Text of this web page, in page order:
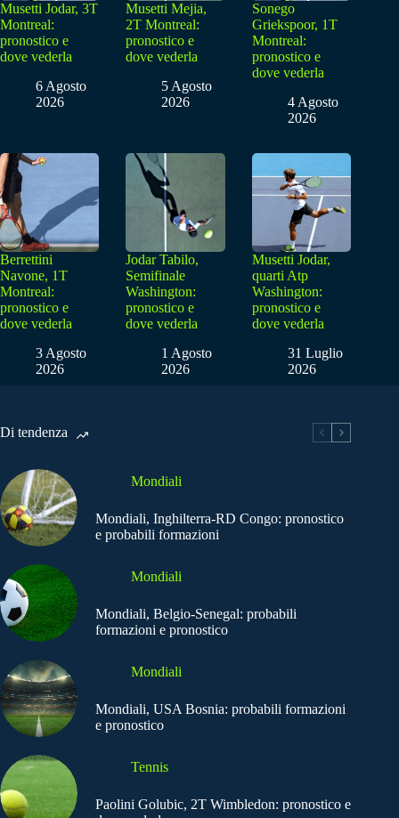
Musetti Jodar, 3T
Montreal:
pronostico e
dove vederla
6 Agosto
2026
Musetti Mejia,
2T Montreal:
pronostico e
dove vederla
5 Agosto
2026
Sonego
Griekspoor, 1T
Montreal:
pronostico e
dove vederla
4 Agosto
2026
Berrettini
Navone, 1T
Montreal:
pronostico e
dove vederla
3 Agosto
2026
Jodar Tabilo,
Semifinale
Washington:
pronostico e
dove vederla
1 Agosto
2026
Musetti Jodar,
quarti Atp
Washington:
pronostico e
dove vederla
31 Luglio
2026
Di tendenza
Mondiali
Mondiali, Inghilterra-RD Congo: pronostico
e probabili formazioni
Mondiali
Mondiali, Belgio-Senegal: probabili
formazioni e pronostico
Mondiali
Mondiali, USA Bosnia: probabili formazioni
e pronostico
Tennis
Paolini Golubic, 2T Wimbledon: pronostico e